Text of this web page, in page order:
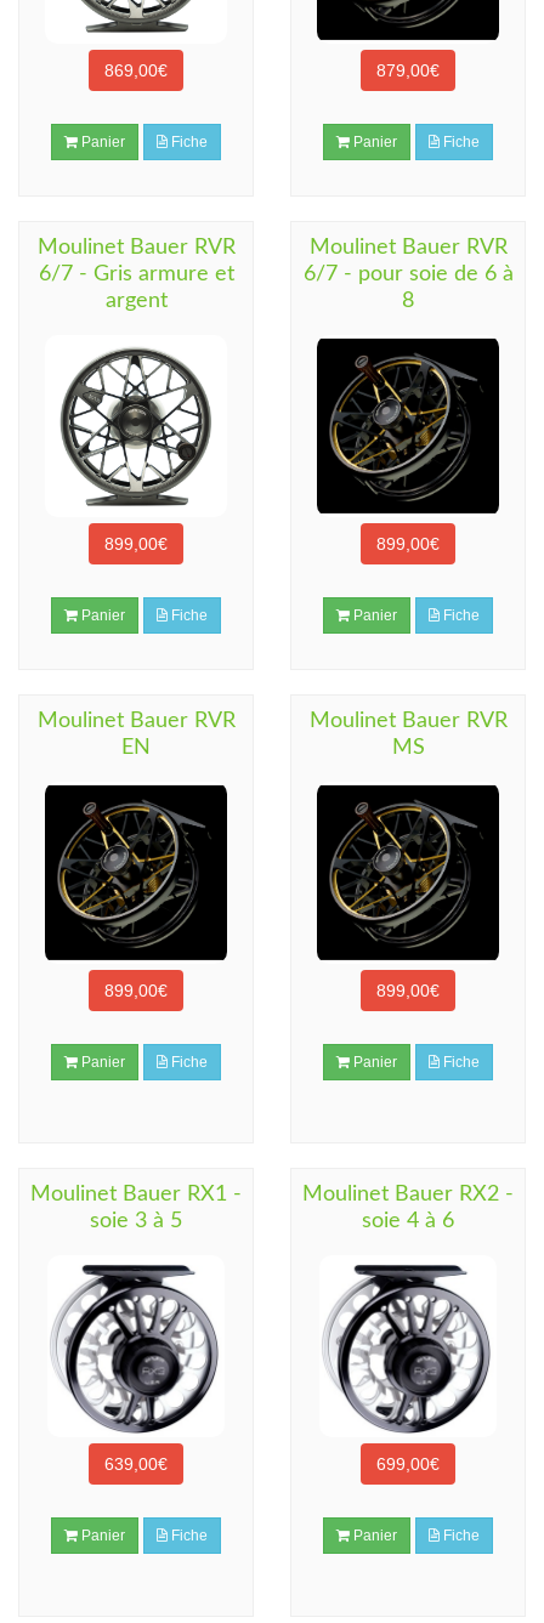
869,00€
Panier Fiche
879,00€
Panier Fiche
Moulinet Bauer RVR
6/7 - Gris armure et
argent
899,00€
Panier Fiche
Moulinet Bauer RVR
6/7 - pour soie de 6 à
8
899,00€
Panier Fiche
Moulinet Bauer RVR
EN
899,00€
Panier Fiche
Moulinet Bauer RVR
MS
899,00€
Panier Fiche
Moulinet Bauer RX1 -
soie 3 à 5
639,00€
Panier Fiche
Moulinet Bauer RX2 -
soie 4 à 6
699,00€
Panier Fiche